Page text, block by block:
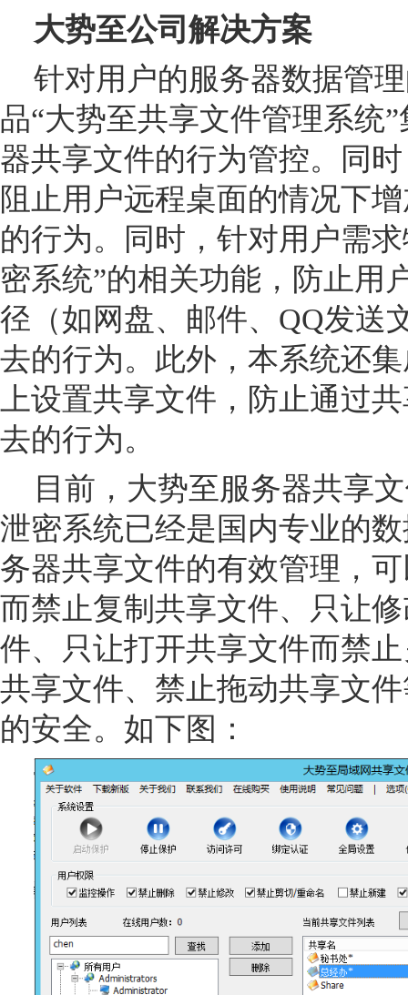
大势至公司解决方案
针对用户的服务器数据管
品“大势至共享文件管理系统
器共享文件的行为管控。同
阻止用户远程桌面的情况下
的行为。同时，针对用户需
密系统”的相关功能，防止 用
径（如网盘、邮件、QQ发送
去的行为。此外，本系统还
上设置共享文件，防止通过
去的行为。
目前，大势至服务器共享
泄密系统已经是国内专业的
务器共享文件的有效管理，
而禁止复制共享文件、只让
件、只让打开共享文件而禁
共享文件、禁止拖动共享文
的安全。如下图：